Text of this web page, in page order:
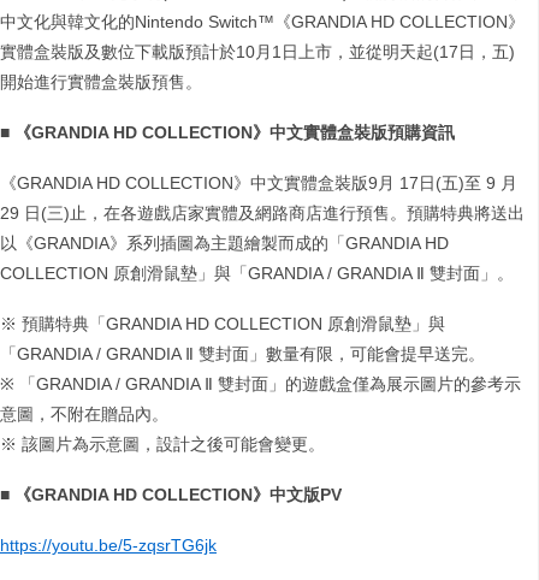
中文化與韓文化的Nintendo Switch™《GRANDIA HD COLLECTION》
實體盒裝版及數位下載版預計於10月1日上市，並從明天起(17日，五)
開始進行實體盒裝版預售。
■ 《GRANDIA HD COLLECTION》中文實體盒裝版預購資訊
《GRANDIA HD COLLECTION》中文實體盒裝版9月 17日(五)至 9 月
29 日(三)止，在各遊戲店家實體及網路商店進行預售。預購特典將送出
以《GRANDIA》系列插圖為主題繪製而成的「GRANDIA HD
COLLECTION 原創滑鼠墊」與「GRANDIA / GRANDIA Ⅱ 雙封面」。
※ 預購特典「GRANDIA HD COLLECTION 原創滑鼠墊」與
「GRANDIA / GRANDIA Ⅱ 雙封面」數量有限，可能會提早送完。
※ 「GRANDIA / GRANDIA Ⅱ 雙封面」的遊戲盒僅為展示圖片的參考示
意圖，不附在贈品內。
※ 該圖片為示意圖，設計之後可能會變更。
■ 《GRANDIA HD COLLECTION》中文版PV
https://youtu.be/5-zqsrTG6jk